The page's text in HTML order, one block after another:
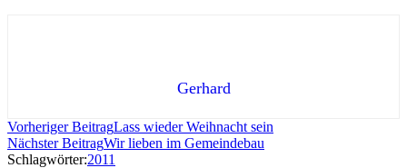
Gerhard
Vorheriger BeitragLass wieder Weihnacht sein
Nächster BeitragWir lieben im Gemeindebau
Schlagwörter:2011